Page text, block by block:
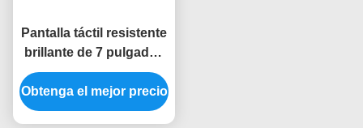
Pantalla táctil resistente
brillante de 7 pulgadas
350 480x800 módulo
50PIN RGB de la
exhibición de Tft de 7
Obtenga el mejor precio